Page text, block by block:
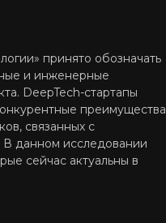
принято обозначать
и инженерные
DeepTech-стартапы
преимущества
связанных с
В данном исследовании
сейчас актуальны в